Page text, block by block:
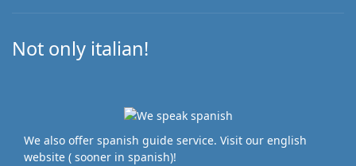
Not only italian!
We also offer spanish guide service. Visit our english
website ( sooner in spanish)!